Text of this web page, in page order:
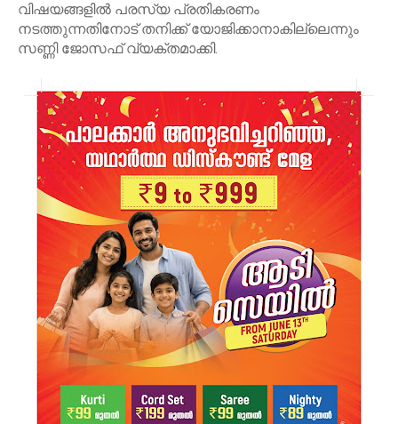
വിഷയങ്ങളില്‍ പരസ്യ പ്രതികരണം
നടത്തുന്നതിനോട് തനിക്ക് യോജിക്കാനാകില്ലെന്നും
സണ്ണി ജോസഫ് വ്യക്തമാക്കി.